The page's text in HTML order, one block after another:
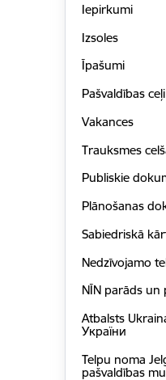
Iepirkumi
Izsoles
Īpašumi
Pašvaldības
Vakances
Trauksmes
Publiskie
Plānošanas
Sabiedriskā
Nedzīvojamo
NĪN parāds un
Atbalsts
України
Telpu noma
pašvaldības